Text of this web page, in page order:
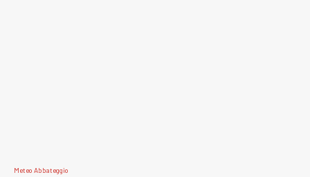
Meteo Abbateggio